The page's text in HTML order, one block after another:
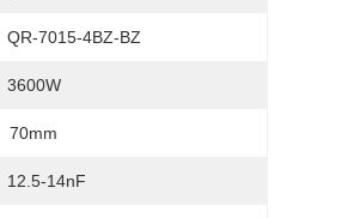
QR-7015-4BZ-BZ
3600W
70mm
12.5-14nF